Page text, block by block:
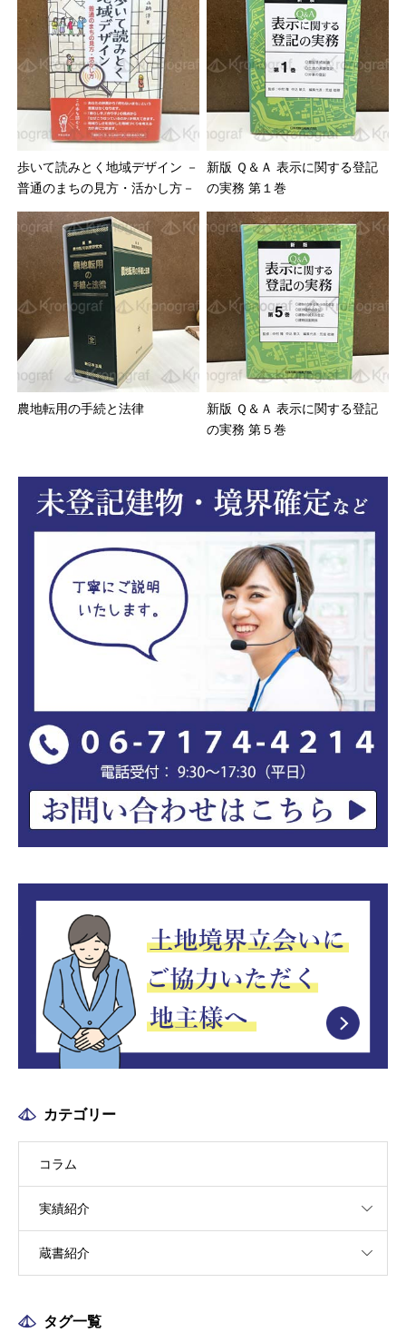
歩いて読みとく地域デザイン －
普通のまちの見方・活かし方－
新版 Ｑ＆Ａ 表示に関する登記
の実務 第１巻
農地転用の手続と法律
新版 Ｑ＆Ａ 表示に関する登記
の実務 第５巻
カテゴリー
コラム
実績紹介
蔵書紹介
タグ一覧